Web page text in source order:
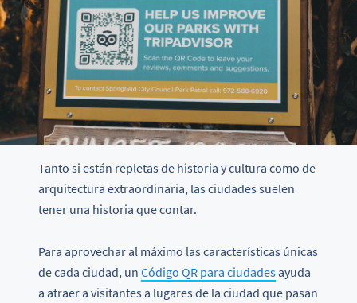
Tanto si están repletas de historia y cultura como de
arquitectura extraordinaria, las ciudades suelen
tener una historia que contar.
Para aprovechar al máximo las características únicas
de cada ciudad, un Código QR para ciudadesayuda
a atraer a visitantes a lugares de la ciudad que pasan